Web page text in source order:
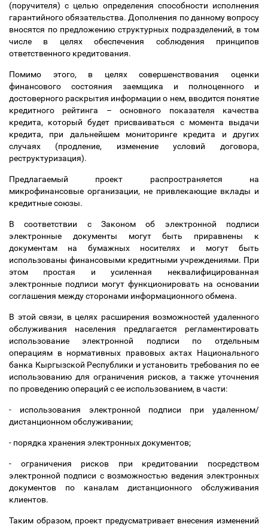
(поручителя) с целью определения способности исполнения
гарантийного обязательства. Дополнения по данному вопросу
вносятся по предложению структурных подразделений, в том
числе в целях обеспечения соблюдения принципов
ответственного кредитования.
Помимо этого, в целях совершенствования оценки
финансового состояния заемщика и полноценного и
достоверного раскрытия информации о нем, вводится понятие
кредитного рейтинга – основного показателя качества
кредита, который будет присваиваться с момента выдачи
кредита, при дальнейшем мониторинге кредита и других
случаях (продление, изменение условий договора,
реструктуризация).
Предлагаемый проект распространяется на
микрофинансовые организации, не привлекающие вклады и
кредитные союзы.
В соответствии с Законом об электронной подписи
электронные документы могут быть приравнены к
документам на бумажных носителях и могут быть
использованы финансовыми кредитными учреждениями. При
этом простая и усиленная неквалифицированная
электронные подписи могут функционировать на основании
соглашения между сторонами информационного обмена.
В этой связи, в целях расширения возможностей удаленного
обслуживания населения предлагается регламентировать
использование электронной подписи по отдельным
операциям в нормативных правовых актах Национального
банка Кыргызской Республики и установить требования по ее
использованию для ограничения рисков, а также уточнения
по проведению операций с ее использованием, в части:
- использования электронной подписи при удаленном/
дистанционном обслуживании;
- порядка хранения электронных документов;
- ограничения рисков при кредитовании посредством
электронной подписи с возможностью ведения электронных
документов по каналам дистанционного обслуживания
клиентов.
Таким образом, проект предусматривает внесения изменений